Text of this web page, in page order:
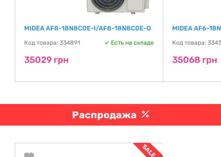
MIDEA AF8-18N8C0E-I/AF8-18N8C0E-O
Код товара: 334891 Есть на складе
35029 грн
MIDEA AF6-
Код товара:
35068 грн
Распродажа